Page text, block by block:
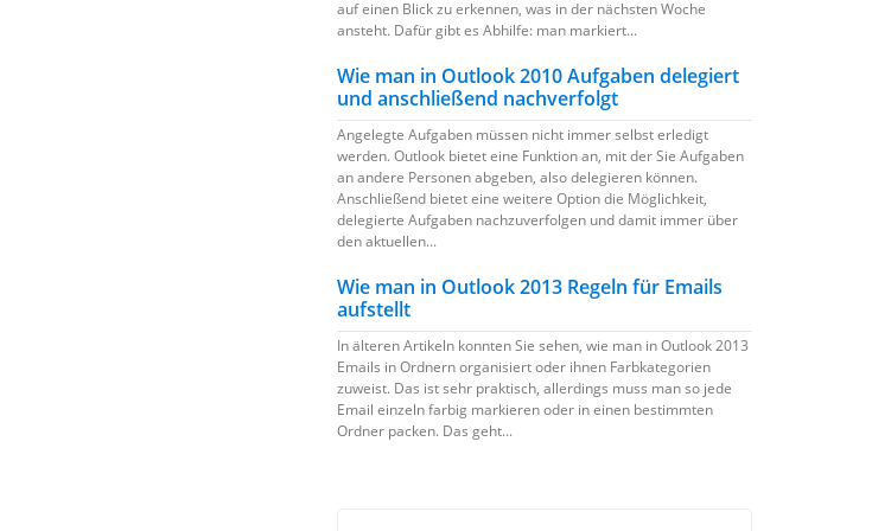
auf einen Blick zu erkennen, was in der nächsten Woche
ansteht. Dafür gibt es Abhilfe: man markiert...
Wie man in Outlook 2010 Aufgaben delegiert
und anschließend nachverfolgt
Angelegte Aufgaben müssen nicht immer selbst erledigt
werden. Outlook bietet eine Funktion an, mit der Sie Aufgaben
an andere Personen abgeben, also delegieren können.
Anschließend bietet eine weitere Option die Möglichkeit,
delegierte Aufgaben nachzuverfolgen und damit immer über
den aktuellen...
Wie man in Outlook 2013 Regeln für Emails
aufstellt
In älteren Artikeln konnten Sie sehen, wie man in Outlook 2013
Emails in Ordnern organisiert oder ihnen Farbkategorien
zuweist. Das ist sehr praktisch, allerdings muss man so jede
Email einzeln farbig markieren oder in einen bestimmten
Ordner packen. Das geht...